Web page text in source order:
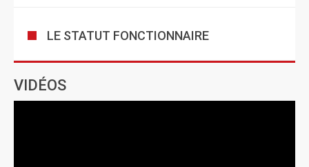
LE STATUT FONCTIONNAIRE
VIDÉOS